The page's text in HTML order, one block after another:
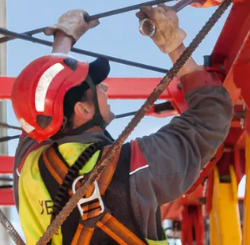
teléfono:
email: